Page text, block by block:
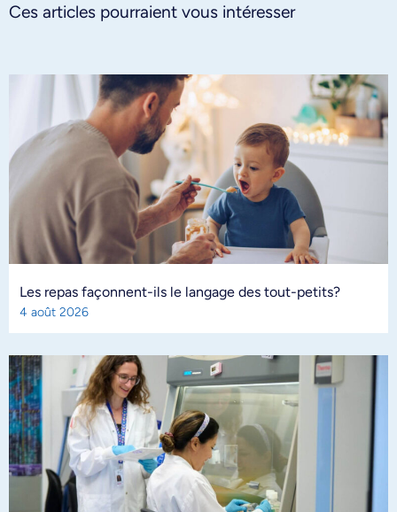
Ces articles pourraient vous intéresser
Les repas façonnent-ils le langage des tout-petits?
4 août 2026